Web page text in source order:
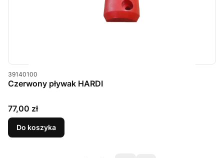
Kod produktu
39140100
Czerwony pływak HARDI
Cena
77,00 zł
Do koszyka